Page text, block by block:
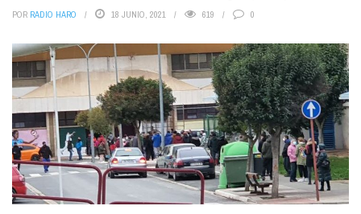
POR RADIO HARO 18 JUNIO, 2021 619 0